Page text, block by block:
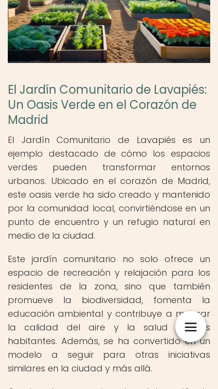
El Jardín Comunitario de Lavapiés:
Un Oasis Verde en el Corazón de
Madrid
El Jardín Comunitario de Lavapiés es un
ejemplo destacado de cómo los espacios
verdes pueden transformar entornos
urbanos. Ubicado en el corazón de Madrid,
este oasis verde ha sido creado y mantenido
por la comunidad local, convirtiéndose en un
punto de encuentro y un refugio natural en
medio de la ciudad.
Este jardín comunitario no solo ofrece un
espacio de recreación y relajación para los
residentes de la zona, sino que también
promueve la biodiversidad, fomenta la
educación ambiental y contribuye a mejorar
la calidad del aire y la salud de sus
habitantes. Además, se ha convertido en un
modelo a seguir para otras iniciativas
similares en la ciudad y más allá.